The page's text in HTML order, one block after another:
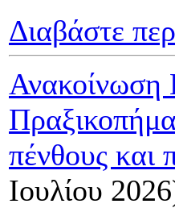
Διαβάστε
Ανακοίνωση
πένθους και
Ιουλίου